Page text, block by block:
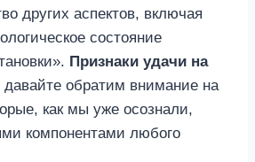
других аспектов, включая
состояние
Признаки удачи на
давайте обратим внимание на
как мы уже осознали,
компонентами любого